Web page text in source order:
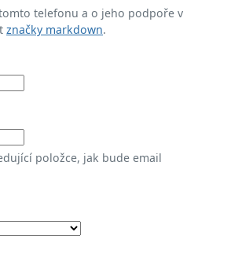
telefonu a o jeho podpoře v
značky markdown.
položce, jak bude email